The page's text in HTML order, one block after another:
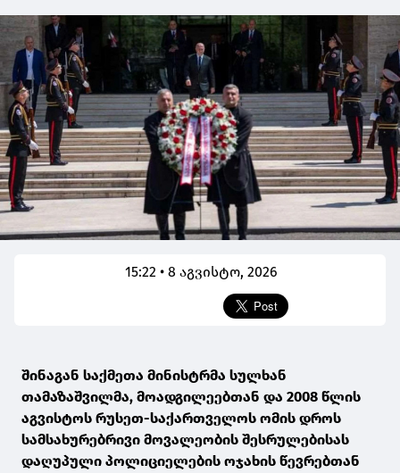
15:22 • 8 აგვისტო, 2026
შინაგან საქმეთა მინისტრმა სულხან
თამაზაშვილმა, მოადგილეებთან და 2008 წლის
აგვისტოს რუსეთ-საქართველოს ომის დროს
სამსახურებრივი მოვალეობის შესრულებისას
დაღუპული პოლიციელების ოჯახის წევრებთან